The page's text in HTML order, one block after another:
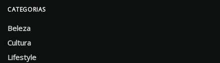
CATEGORIAS
Beleza
Cultura
Lifestyle